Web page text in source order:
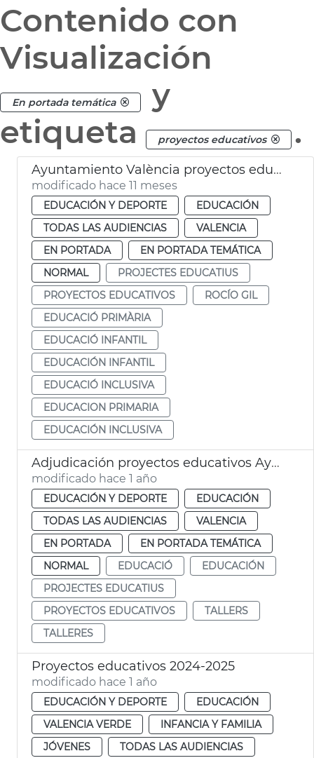
Contenido con
Visualización
En portada temática
y
etiqueta
proyectos educativos .
Ayuntamiento València proyectos educación inclusiva
modificado hace 11 meses
EDUCACIÓN Y DEPORTE
EDUCACIÓN
TODAS LAS AUDIENCIAS
VALENCIA
EN PORTADA
EN PORTADA TEMÁTICA
NORMAL
PROJECTES EDUCATIUS
PROYECTOS EDUCATIVOS
ROCÍO GIL
EDUCACIÓ PRIMÀRIA
EDUCACIÓ INFANTIL
EDUCACIÓN INFANTIL
EDUCACIÓ INCLUSIVA
EDUCACION PRIMARIA
EDUCACIÓN INCLUSIVA
Adjudicación proyectos educativos Ayuntamiento València
modificado hace 1 año
EDUCACIÓN Y DEPORTE
EDUCACIÓN
TODAS LAS AUDIENCIAS
VALENCIA
EN PORTADA
EN PORTADA TEMÁTICA
NORMAL
EDUCACIÓ
EDUCACIÓN
PROJECTES EDUCATIUS
PROYECTOS EDUCATIVOS
TALLERS
TALLERES
Proyectos educativos 2024-2025
modificado hace 1 año
EDUCACIÓN Y DEPORTE
EDUCACIÓN
VALENCIA VERDE
INFANCIA Y FAMILIA
JÓVENES
TODAS LAS AUDIENCIAS